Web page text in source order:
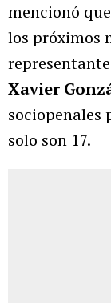
mencionó
los próximos
Xavier
sociopenales
solo son 17.